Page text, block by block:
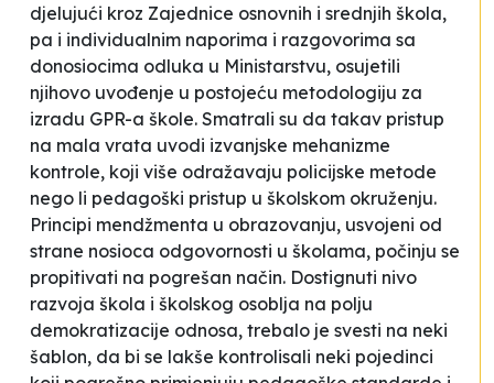
djelujući kroz Zajednice osnovnih i srednjih škola,
pa i individualnim naporima i razgovorima sa
donosiocima odluka u Ministarstvu, osujetili
njihovo uvođenje u postojeću metodologiju za
izradu GPR-a škole. Smatrali su da takav pristup
na mala vrata uvodi izvanjske mehanizme
kontrole, koji više odražavaju policijske metode
nego li pedagoški pristup u školskom okruženju.
Principi mendžmenta u obrazovanju, usvojeni od
strane nosioca odgovornosti u školama, počinju se
propitivati na pogrešan način. Dostignuti nivo
razvoja škola i školskog osoblja na polju
demokratizacije odnosa, trebalo je svesti na neki
šablon, da bi se lakše kontrolisali neki pojedinci